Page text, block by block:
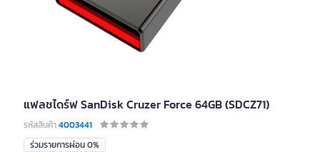
แฟลชไดร์ฟ SanDisk Cruzer Force 64GB (SDCZ71)
รหัสสินค้า4003441
ร่วมรายการผ่อน 0%